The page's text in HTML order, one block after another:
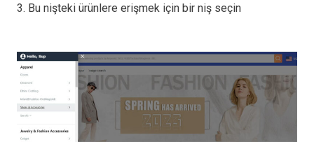
3. Bu nişteki ürünlere erişmek için bir niş seçin